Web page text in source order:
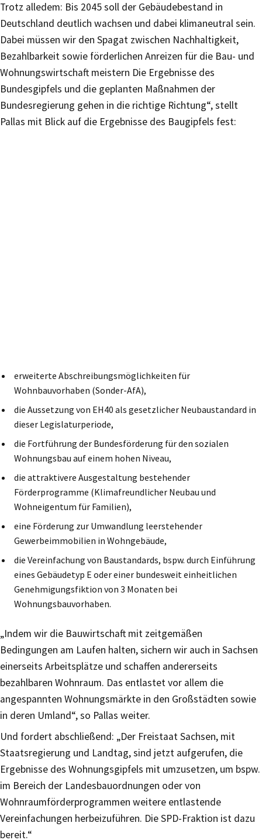
Trotz alledem: Bis 2045 soll der Gebäudebestand in
Deutschland deutlich wachsen und dabei klimaneutral sein.
Dabei müssen wir den Spagat zwischen Nachhaltigkeit,
Bezahlbarkeit sowie förderlichen Anreizen für die Bau- und
Wohnungswirtschaft meistern Die Ergebnisse des
Bundesgipfels und die geplanten Maßnahmen der
Bundesregierung gehen in die richtige Richtung“, stellt
Pallas mit Blick auf die Ergebnisse des Baugipfels fest:
erweiterte Abschreibungsmöglichkeiten für
Wohnbauvorhaben (Sonder-AfA),
die Aussetzung von EH40 als gesetzlicher Neubaustandard in
dieser Legislaturperiode,
die Fortführung der Bundesförderung für den sozialen
Wohnungsbau auf einem hohen Niveau,
die attraktivere Ausgestaltung bestehender
Förderprogramme (Klimafreundlicher Neubau und
Wohneigentum für Familien),
eine Förderung zur Umwandlung leerstehender
Gewerbeimmobilien in Wohngebäude,
die Vereinfachung von Baustandards, bspw. durch Einführung
eines Gebäudetyp E oder einer bundesweit einheitlichen
Genehmigungsfiktion von 3 Monaten bei
Wohnungsbauvorhaben.
„Indem wir die Bauwirtschaft mit zeitgemäßen
Bedingungen am Laufen halten, sichern wir auch in Sachsen
einerseits Arbeitsplätze und schaffen andererseits
bezahlbaren Wohnraum. Das entlastet vor allem die
angespannten Wohnungsmärkte in den Großstädten sowie
in deren Umland“, so Pallas weiter.
Und fordert abschließend: „Der Freistaat Sachsen, mit
Staatsregierung und Landtag, sind jetzt aufgerufen, die
Ergebnisse des Wohnungsgipfels mit umzusetzen, um bspw.
im Bereich der Landesbauordnungen oder von
Wohnraumförderprogrammen weitere entlastende
Vereinfachungen herbeizuführen. Die SPD-Fraktion ist dazu
bereit.“